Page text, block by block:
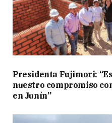
Presidenta Fujimori:
nuestro compromiso
en Junín”